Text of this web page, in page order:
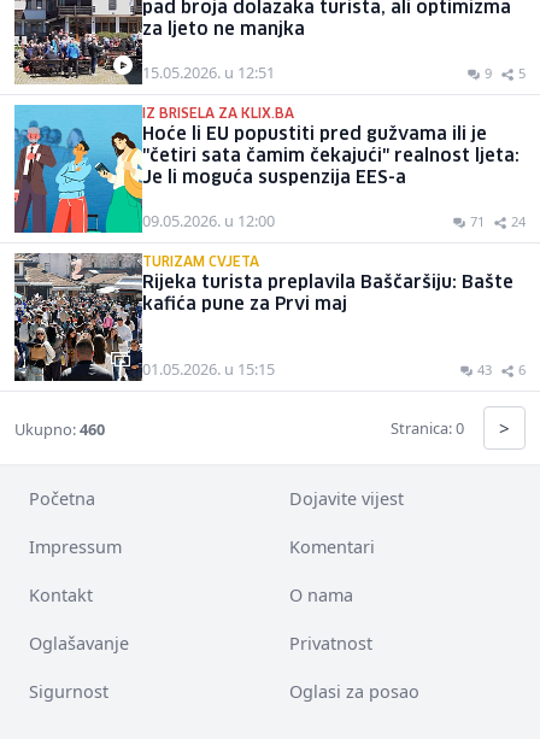
pad broja dolazaka turista, ali optimizma
za ljeto ne manjka
15.05.2026. u 12:51 9 5
IZ BRISELA ZA KLIX.BA
Hoće li EU popustiti pred gužvama ili je
"četiri sata čamim čekajući" realnost ljeta:
Je li moguća suspenzija EES-a
09.05.2026. u 12:00 71 24
TURIZAM CVJETA
Rijeka turista preplavila Baščaršiju: Bašte
kafića pune za Prvi maj
01.05.2026. u 15:15 43 6
Ukupno:460 Stranica: 0 >
Početna Dojavite vijest
Impressum Komentari
Kontakt O nama
Oglašavanje Privatnost
Sigurnost Oglasi za posao